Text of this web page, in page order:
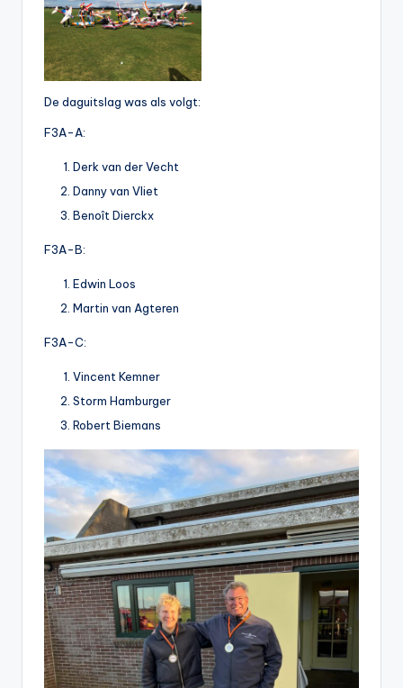
De daguitslag was als volgt:
F3A-A:
Derk van der Vecht
Danny van Vliet
Benoît Dierckx
F3A-B:
Edwin Loos
Martin van Agteren
F3A-C:
Vincent Kemner
Storm Hamburger
Robert Biemans